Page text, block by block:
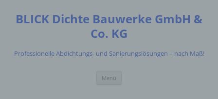
springen
BLICK Dichte Bauwerke GmbH &
Co. KG
Professionelle Abdichtungs- und Sanierungslösungen – nach Maß!
Menü